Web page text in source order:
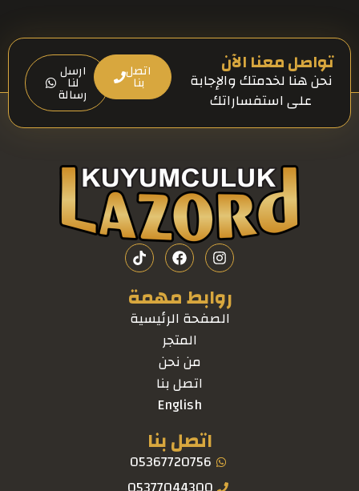
تواصل معنا الآن
نحن هنا لخدمتك والإجابة
على استفساراتك
اتصل
بنا
ارسل
لنا
رسالة
روابط مهمة
الصفحة الرئيسية
المتجر
من نحن
اتصل بنا
English
اتصل بنا
05367720756